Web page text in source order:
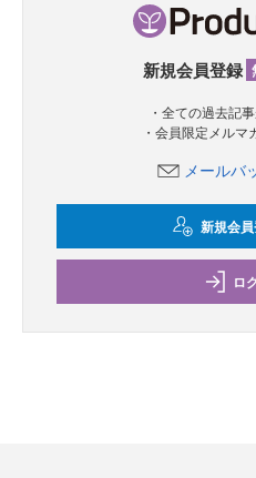
新規会員登録
・全ての過去記
・会員限定メル
メールバ
新規会
ロ